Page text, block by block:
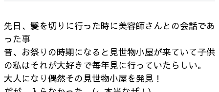
先日、髪を切りに行った時に美容師さんとの会話であ
った事
昔、お祭りの時期になると見世物小屋が来ていて子供
の私はそれが大好きで毎年見に行っていたらしい。
大人になり偶然その見世物小屋を発見！